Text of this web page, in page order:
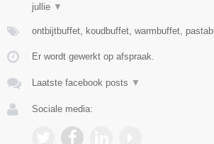
jullie ▼
ontbijtbuffet, koudbuffet, warmbuffet,
Er wordt gewerkt op afspraak.
Laatste facebook posts ▼
Sociale media: